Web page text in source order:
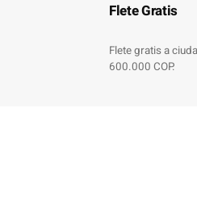
Flete Gratis
Flete gratis a
600.000 COP.